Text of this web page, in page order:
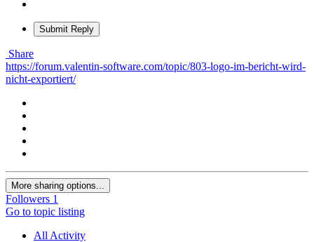
Submit Reply
Share
https://forum.valentin-software.com/topic/803-logo-im-bericht-wird-
nicht-exportiert/
More sharing options...
Followers 1
Go to topic listing
All Activity